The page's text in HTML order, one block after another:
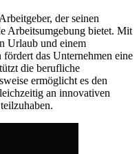
der seinen
Arbeitsumgebung bietet. Mit
Urlaub und einem
das Unternehmen eine
die berufliche
ermöglicht es den
an innovativen